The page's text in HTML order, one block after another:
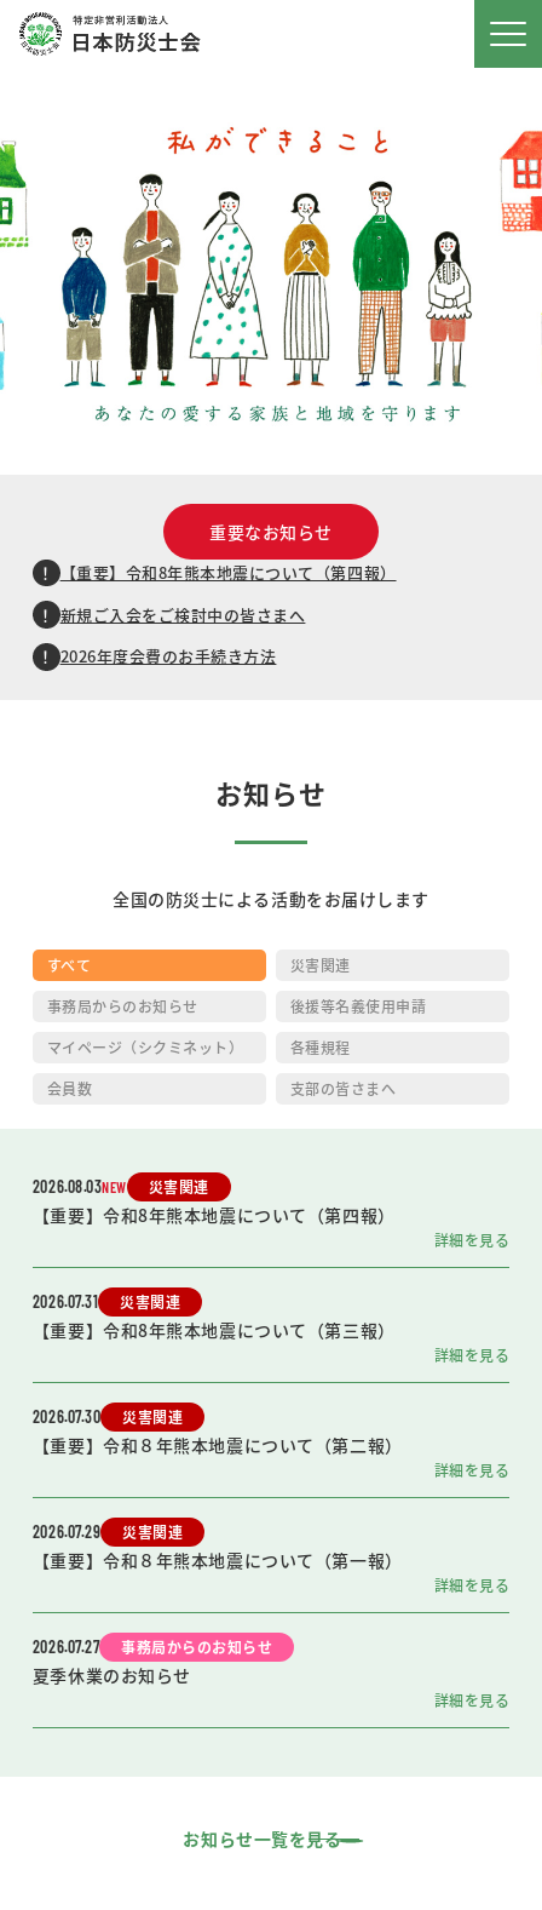
重要なお知らせ
【重要】令和8年熊本地震について（第四報）
新規ご入会をご検討中の皆さまへ
2026年度会費のお手続き方法
お知らせ
全国の防災士による活動をお届けします
すべて
災害関連
事務局からのお知らせ
後援等名義使用申請
マイページ（シクミネット）
各種規程
会員数
支部の皆さまへ
2026.08.03NEW 災害関連
【重要】令和8年熊本地震について（第四報）
詳細を見る
2026.07.31 災害関連
【重要】令和8年熊本地震について（第三報）
詳細を見る
2026.07.30 災害関連
【重要】令和８年熊本地震について（第二報）
詳細を見る
2026.07.29 災害関連
【重要】令和８年熊本地震について（第一報）
詳細を見る
2026.07.27 事務局からのお知らせ
夏季休業のお知らせ
詳細を見る
お知らせ一覧を見る